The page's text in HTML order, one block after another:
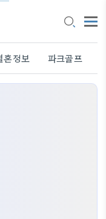
혼정보 파크골프